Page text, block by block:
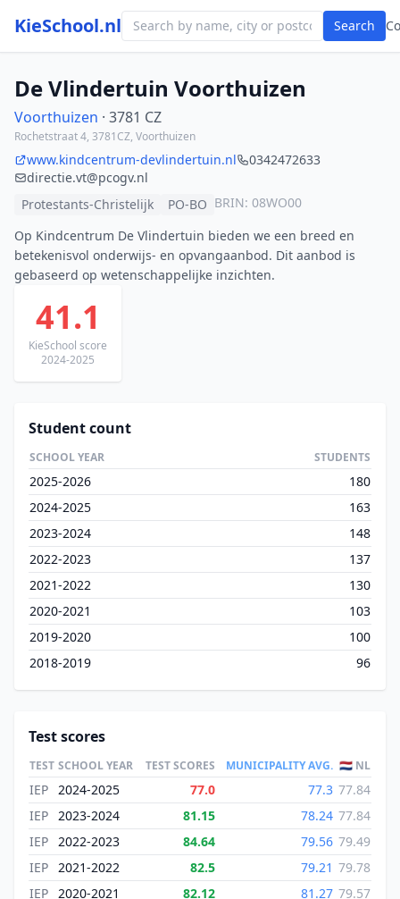
KieSchool.nl Search
De Vlindertuin Voorthuizen
Voorthuizen · 3781 CZ
Rochetstraat 4, 3781CZ, Voorthuizen
www.kindcentrum-devlindertuin.nl
0342472633
directie.vt@pcogv.nl
Protestants-Christelijk
PO-BO BRIN: 08WO00
Op Kindcentrum De Vlindertuin bieden we een breed en
betekenisvol onderwijs- en opvangaanbod. Dit aanbod is
gebaseerd op wetenschappelijke inzichten.
41.1
KieSchool score
2024-2025
Student count
SCHOOL YEAR STUDENTS
2025-2026
180
2024-2025
163
2023-2024
148
2022-2023
137
2021-2022
130
2020-2021
103
2019-2020
100
2018-2019
96
Test scores
TEST SCHOOL YEAR TEST SCORES MUNICIPALITY AVG. 🇳🇱 NL
IEP 2024-2025 77.0 77.3 77.84
IEP 2023-2024 81.15 78.24 77.84
IEP 2022-2023 84.64 79.56 79.49
IEP 2021-2022 82.5 79.21 79.78
IEP 2020-2021 82.12 81.27 79.57